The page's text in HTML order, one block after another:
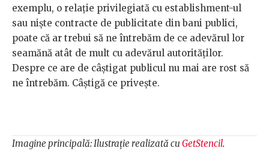
exemplu, o relație privilegiată cu establishment-ul
sau niște contracte de publicitate din bani publici,
poate că ar trebui să ne întrebăm de ce adevărul lor
seamănă atât de mult cu adevărul autorităților.
Despre ce are de câștigat publicul nu mai are rost să
ne întrebăm. Câștigă ce privește.
Imagine principală: Ilustrație realizată cu GetStencil.